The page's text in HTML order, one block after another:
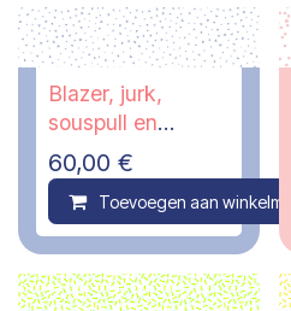
Blazer, jurk,
souspull en
legging, GYMP,
14 jaar
60,00 €
Toevoegen aan